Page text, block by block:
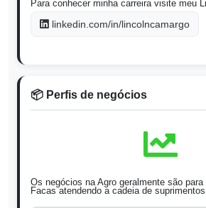
Para conhecer minha carreira visite meu
linkedin.com/in/lincolncamargo
📦 Perfis de negócios
Os negócios na Agro geralmente são
Facas atendendo a cadeia de